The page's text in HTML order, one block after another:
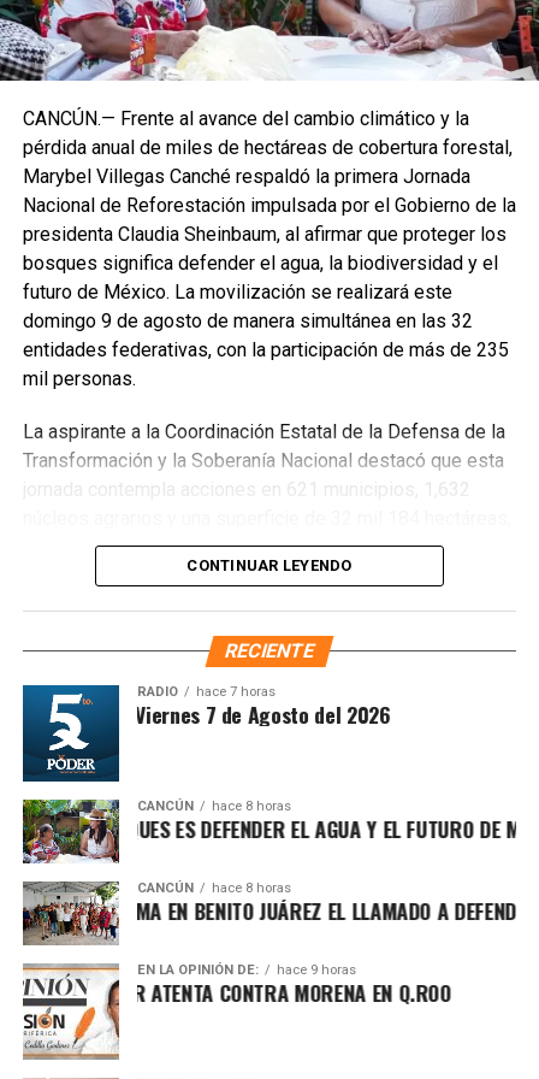
CANCÚN.— Frente al avance del cambio climático y la
pérdida anual de miles de hectáreas de cobertura forestal,
Marybel Villegas Canché respaldó la primera Jornada
Nacional de Reforestación impulsada por el Gobierno de la
presidenta Claudia Sheinbaum, al afirmar que proteger los
bosques significa defender el agua, la biodiversidad y el
futuro de México. La movilización se realizará este
domingo 9 de agosto de manera simultánea en las 32
entidades federativas, con la participación de más de 235
mil personas.
La aspirante a la Coordinación Estatal de la Defensa de la
Transformación y la Soberanía Nacional destacó que esta
jornada contempla acciones en 621 municipios, 1,632
donde se plantarán más de 6.6 millones de árboles,
arbustos y plantas herbáceas, además de la dispersión de
Subrayó que la magnitud de este esfuerzo responde a los
desafíos ambientales del país, que cada año pierde más
de 203 mil hectáreas por deforestación y enfrenta daños
por incendios, plagas y enfermedades.
CONTINUAR LEYENDO
RECIENTE
RADIO hace 7 horas
Matutina Viernes 7 de Agosto del 2026
CANCÚN hace 8 horas
LOS BOSQUES ES DEFENDER EL AGUA Y EL FUTURO DE
CANCÚN hace 8 horas
REAFIRMA EN BENITO JUÁREZ EL LLAMADO A DEFENDER
EN LA OPINIÓN DE: hace 9 horas
EL PODER ATENTA CONTRA MORENA EN Q.ROO